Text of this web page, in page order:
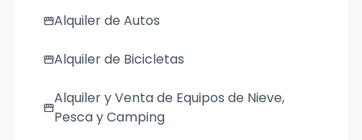
storefrontAlquiler de Autos
storefrontAlquiler de Bicicletas
storefront
Alquiler y Venta de Equipos de Nieve,
Pesca y Camping